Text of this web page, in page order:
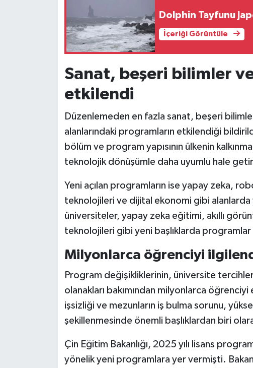
Dolphin Tayfunu
İçeriği Görüntüle
Sanat, beşeri bilimler
etkilendi
Düzenlemeden en fazla sanat, beşeri
alanlarındaki programların etkilendiği
bölüm ve program yapısının ülkenin
teknolojik dönüşümle daha uyumlu hale
Yeni açılan programların ise yapay zeka,
teknolojileri ve dijital ekonomi gibi alanlarda
üniversiteler, yapay zeka eğitimi, akıllı
teknolojileri gibi yeni başlıklarda programlar
Milyonlarca öğrenciyi
Program değişikliklerinin, üniversite
olanakları bakımından milyonlarca
işsizliği ve mezunların iş bulma sorunu,
şekillenmesinde önemli başlıklardan biri
Çin Eğitim Bakanlığı, 2025 yılı lisans
yönelik yeni programlara yer vermişti.